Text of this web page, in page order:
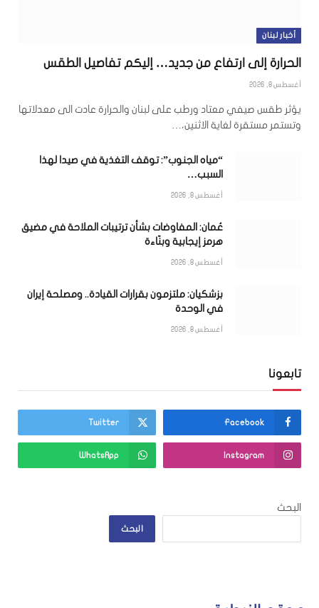
أخبار لبنان
الحرارة إلى ارتفاع من جديد… إليكم تفاصيل الطقس
أغسطس 8, 2026
يؤثر طقس صيفي معتاد ورطب على لبنان والحرارة عادت الى معدلاتها
وتستمر مستقرة لغاية الاثنين،…
“مياه الجنوب”: توقف التغذية في صيدا لهذا
السبب…
أغسطس 8, 2026
عُمان: المفاوضات بشأن ترتيبات الملاحة في مضيق
هرمز إيجابية وبنّاءة
أغسطس 8, 2026
بزشكيان: ملتزمون بقرارات القيادة.. ومصلحة إيران
في الوحدة
أغسطس 8, 2026
تابعونا
Facebook
Twitter
Instagram
WhatsApp
البحث
البحث